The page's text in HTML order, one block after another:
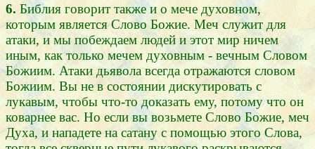
6.Библия говорит также и о мече духовном,
которым является Слово Божие. Меч служит для
атаки, и мы побеждаем людей и этот мир ничем
иным, как только мечем духовным - вечным Словом
Божиим. Атаки дьявола всегда отражаются словом
Божиим. Вы не в состоянии дискутировать с
лукавым, чтобы что-то доказать ему, потому что он
коварнее вас. Но если вы возьмете Слово Божие, меч
Духа, и нападете на сатану с помощью этого Слова,